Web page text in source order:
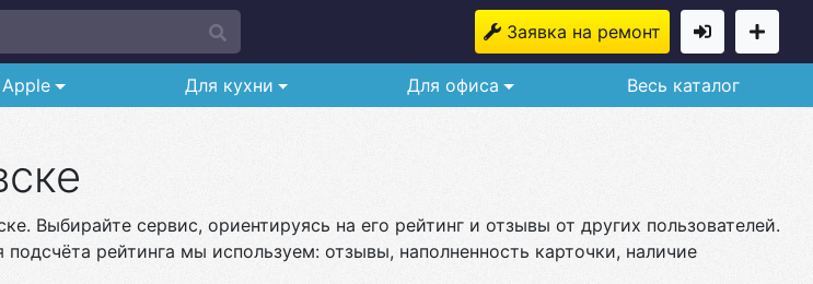
Заявка на ремонт
Apple Для кухни Для офиса Весь каталог
Выбирайте сервис, ориентируясь на его рейтинг и отзывы от других пользователей.
рейтинга мы используем: отзывы, наполненность карточки, наличие